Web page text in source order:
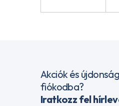
Akciók és
fiókodba?
Iratkozz fel